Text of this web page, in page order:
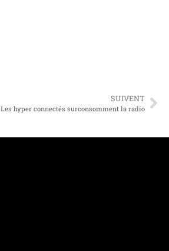
SUIVENT
Les hyper connectés surconsomment la radio